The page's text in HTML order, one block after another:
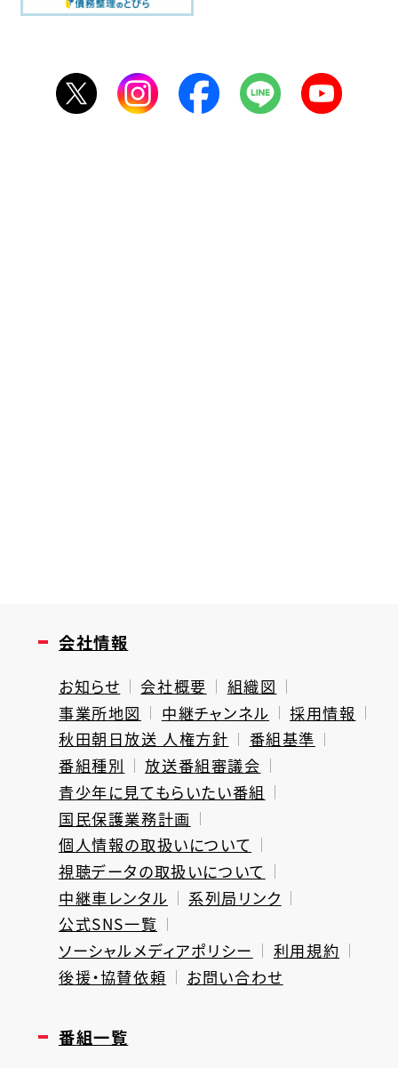
会社情報
お知らせ 会社概要
組織図
事業所地図
中継チャンネル
採用情報
秋田朝日放送 人権方針
番組基準
番組種別
放送番組審議会
青少年に見てもらいたい番組
国民保護業務計画
個人情報の取扱いについて
視聴データの取扱いについて
中継車レンタル
系列局リンク
公式SNS一覧
ソーシャルメディアポリシー
利用規約
後援・協賛依頼
お問い合わせ
番組一覧